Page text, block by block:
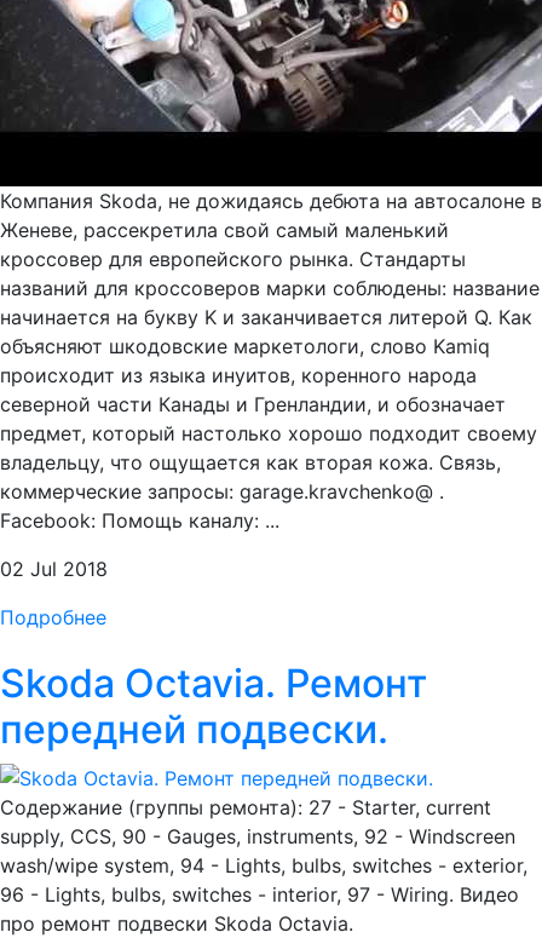
Компания Skoda, не дожидаясь дебюта на автосалоне в
Женеве, рассекретила свой самый маленький
кроссовер для европейского рынка. Стандарты
названий для кроссоверов марки соблюдены: название
начинается на букву K и заканчивается литерой Q. Как
объясняют шкодовские маркетологи, слово Kamiq
происходит из языка инуитов, коренного народа
северной части Канады и Гренландии, и обозначает
предмет, который настолько хорошо подходит своему
владельцу, что ощущается как вторая кожа. Связь,
коммерческие запросы: garage.kravchenko@ .
Facebook: Помощь каналу: ...
02 Jul 2018
Подробнее
Skoda Octavia. Ремонт
передней подвески.
Содержание (группы ремонта): 27 - Starter, current
supply, CCS, 90 - Gauges, instruments, 92 - Windscreen
wash/wipe system, 94 - Lights, bulbs, switches - exterior,
96 - Lights, bulbs, switches - interior, 97 - Wiring. Видео
про ремонт подвески Skoda Octavia.